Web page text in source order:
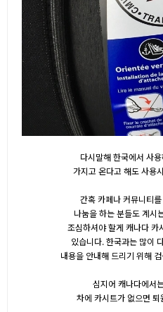
다시말해 한국에서 사
가지고 온다고 해도 사용
간혹 카페나 커뮤니티
나눔을 하는 분들도 계시
조심하셔야 할게 캐나다 카
있습니다. 한국과는 많이
내용을 안내해 드리기 위해
심지어 캐나다에서
차에 카시트가 없으면